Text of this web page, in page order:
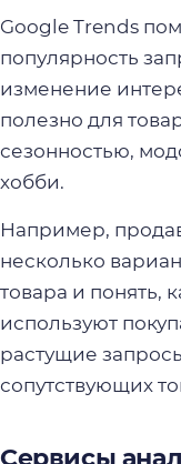
Google Trends
популярность
изменение
полезно для
сезонностью,
хобби.
Например,
несколько
товара и понять,
используют
растущие
сопутствующих